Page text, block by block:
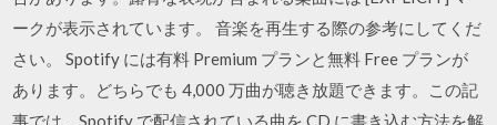
ークが表示されています。 音楽を再生する際の参考にしてくだ
さい。 Spotify には有料 Premium プランと無料 Free プランが
あります。どちらでも 4,000 万曲が聴き放題できます。この記
事では、Spotify で配信されている曲を CD に書き込む方法を解